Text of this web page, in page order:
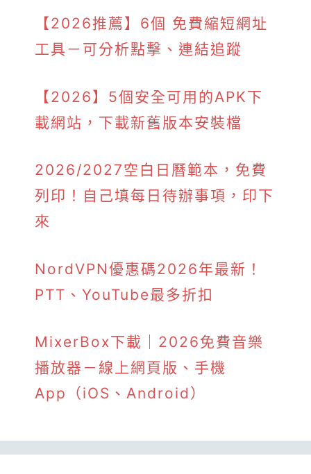
【2026推薦】6個 免費縮短網址
工具－可分析點擊、連結追蹤
【2026】5個安全可用的APK下
載網站，下載新舊版本安裝檔
2026/2027空白日曆範本，免費
列印！自己填每日待辦事項，印下
來
NordVPN優惠碼2026年最新！
PTT、YouTube最多折扣
MixerBox下載｜2026免費音樂
播放器－線上網頁版、手機
App（iOS、Android）